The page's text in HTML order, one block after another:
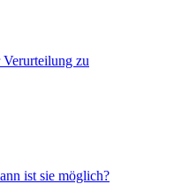
zu
ist sie möglich?